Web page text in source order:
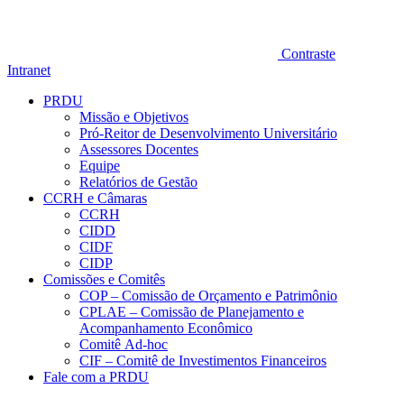
Contraste
Intranet
PRDU
Missão e Objetivos
Pró-Reitor de Desenvolvimento Universitário
Assessores Docentes
Equipe
Relatórios de Gestão
CCRH e Câmaras
CCRH
CIDD
CIDF
CIDP
Comissões e Comitês
COP – Comissão de Orçamento e Patrimônio
CPLAE – Comissão de Planejamento e
Acompanhamento Econômico
Comitê Ad-hoc
CIF – Comitê de Investimentos Financeiros
Fale com a PRDU